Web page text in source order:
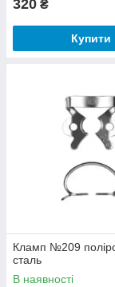
320 ₴
Купити
Кламп №209
сталь
В наявності